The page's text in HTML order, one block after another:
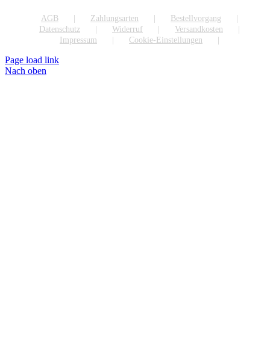
AGB Zahlungsarten
Bestellvorgang
Datenschutz
Widerruf
Versandkosten
Impressum
Cookie-Einstellungen
Page load link
Nach oben